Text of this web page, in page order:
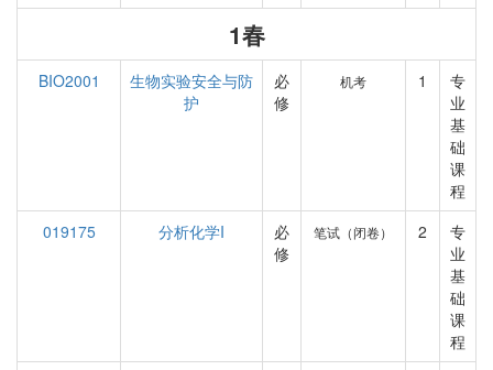
1春
BIO2001
生物实验安全与防
护
必
修
机考 1
专
业
基
础
课
程
019175
分析化学I
必
修
笔试（闭卷） 2
专
业
基
础
课
程